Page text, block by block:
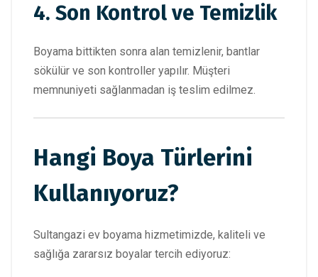
4. Son Kontrol ve Temizlik
Boyama bittikten sonra alan temizlenir, bantlar
sökülür ve son kontroller yapılır. Müşteri
memnuniyeti sağlanmadan iş teslim edilmez.
Hangi Boya Türlerini
Kullanıyoruz?
Sultangazi ev boyama hizmetimizde, kaliteli ve
sağlığa zararsız boyalar tercih ediyoruz: